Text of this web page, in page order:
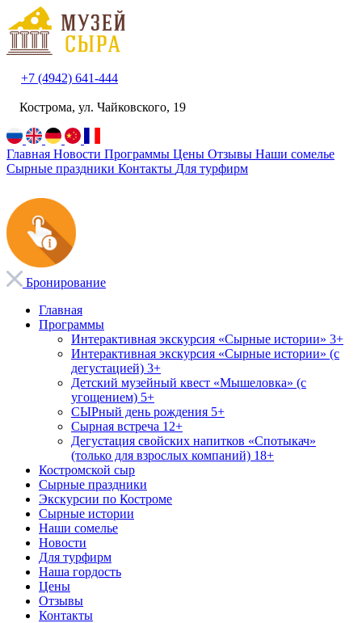
+7 (4942) 641-444
Кострома, ул. Чайковского, 19
Главная Новости Программы Цены Отзывы Наши сомелье
Сырные праздники Контакты Для турфирм
Бронирование
Главная
Программы
Интерактивная экскурсия «Сырные истории» 3+
Интерактивная экскурсия «Сырные истории» (с
дегустацией) 3+
Детский музейный квест «Мышеловка» (с
угощением) 5+
СЫРный день рождения 5+
Сырная встреча 12+
Дегустация свойских напитков «Спотыкач»
(только для взрослых компаний) 18+
Костромской сыр
Сырные праздники
Экскурсии по Костроме
Сырные истории
Наши сомелье
Новости
Для турфирм
Наша гордость
Цены
Отзывы
Контакты